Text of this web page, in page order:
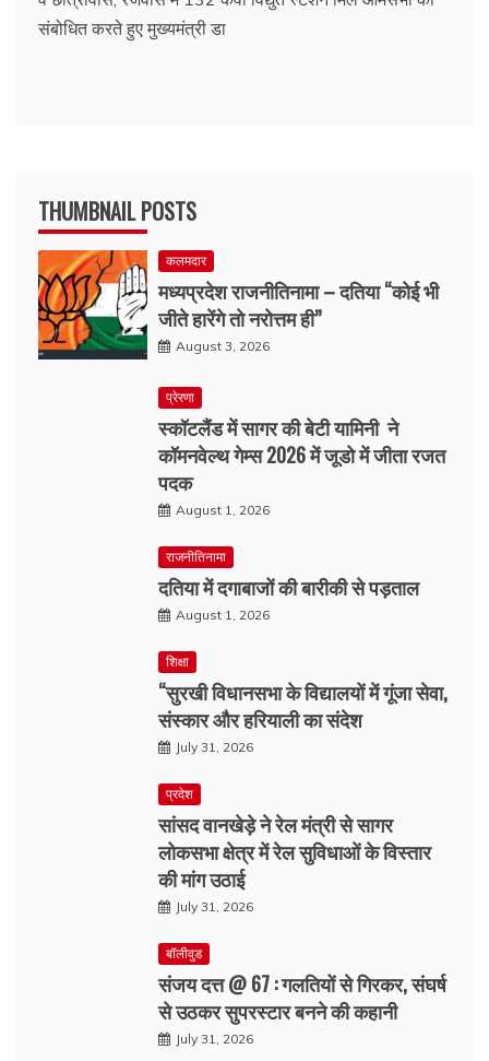
संबोधित करते हुए मुख्यमंत्री डा
THUMBNAIL POSTS
कलमदार
मध्यप्रदेश राजनीतिनामा – दतिया “कोई भी
जीते हारेंगे तो नरोत्तम ही”
August 3, 2026
प्रेरणा
स्कॉटलैंड में सागर की बेटी यामिनी ने
कॉमनवेल्थ गेम्स 2026 में जूडो में जीता रजत
पदक
August 1, 2026
राजनीतिनामा
दतिया में दगाबाजों की बारीकी से पड़ताल
August 1, 2026
शिक्षा
“सुरखी विधानसभा के विद्यालयों में गूंजा सेवा,
संस्कार और हरियाली का संदेश
July 31, 2026
प्रदेश
सांसद वानखेड़े ने रेल मंत्री से सागर
लोकसभा क्षेत्र में रेल सुविधाओं के विस्तार
की मांग उठाई
July 31, 2026
बॉलीवुड
संजय दत्त @ 67 : गलतियों से गिरकर, संघर्ष
से उठकर सुपरस्टार बनने की कहानी
July 31, 2026